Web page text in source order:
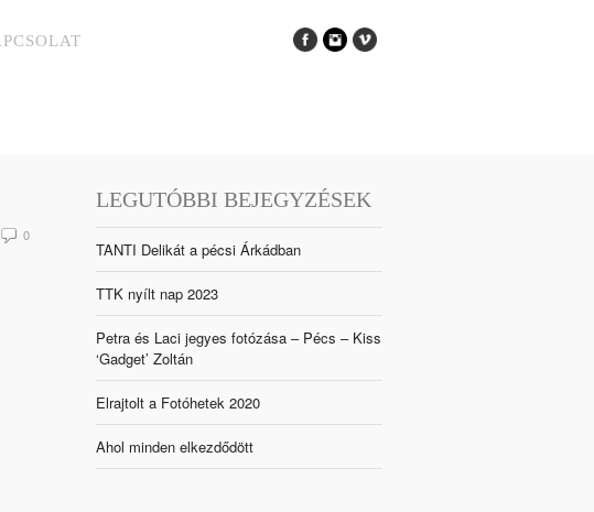
0
LEGUTÓBBI BEJEGYZÉSEK
TANTI Delikát a pécsi Árkádban
TTK nyílt nap 2023
Petra és Laci jegyes fotózása – Pécs – Kiss
‘Gadget’ Zoltán
Elrajtolt a Fotóhetek 2020
Ahol minden elkezdődött